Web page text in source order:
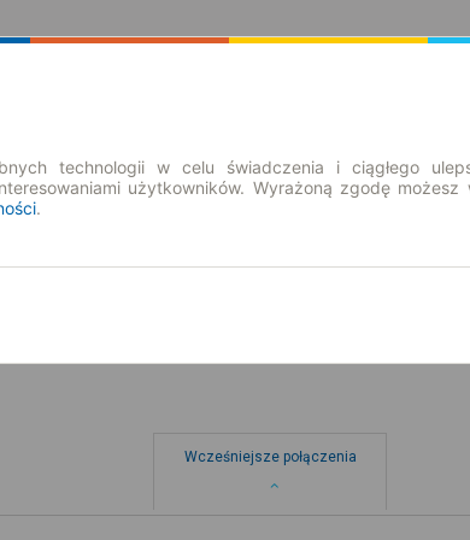
Wcześniejsze połączenia
technologii w celu świadczenia i ciągłego
użytkowników. Wyrażoną zgodę
.